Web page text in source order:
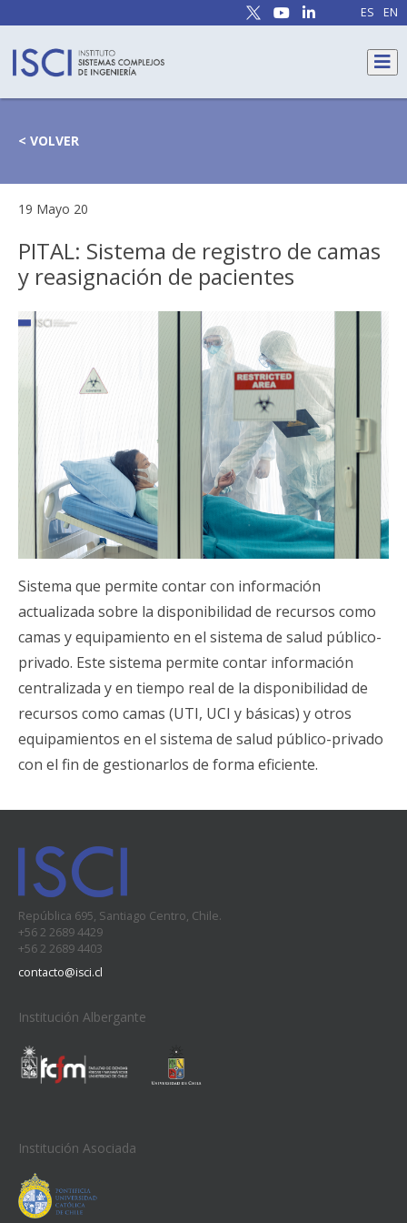
ES EN
< VOLVER
19 Mayo 20
PITAL: Sistema de registro de camas
y reasignación de pacientes
Sistema que permite contar con información
actualizada sobre la disponibilidad de recursos como
camas y equipamiento en el sistema de salud público-
privado. Este sistema permite contar información
centralizada y en tiempo real de la disponibilidad de
recursos como camas (UTI, UCI y básicas) y otros
equipamientos en el sistema de salud público-privado
con el fin de gestionarlos de forma eficiente.
República 695, Santiago Centro, Chile.
+56 2 2689 4429
+56 2 2689 4403
contacto@isci.cl
Institución Albergante
Institución Asociada